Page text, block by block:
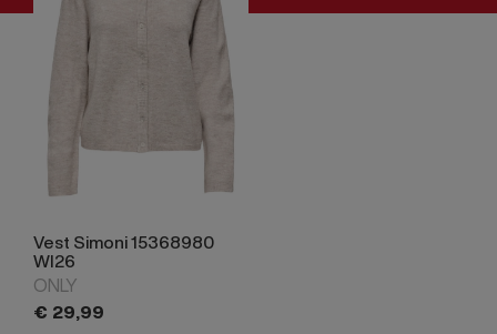
Vest Simoni 15368980
WI26
ONLY
€ 29,99